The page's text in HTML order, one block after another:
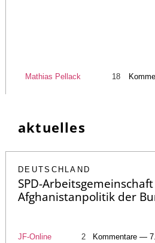
Mathias Pellack 18
aktuelles
DEUTSCHLAND
SPD-
Afghanistanpolitik der
JF-Online 2 Kommentare —